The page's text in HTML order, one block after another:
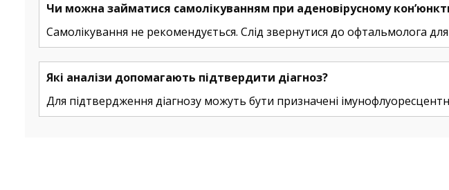
Чи можна займатися самолікуванням при аденовірусному
Самолікування не рекомендується. Слід звернутися до офтальмолога
Які аналізи допомагають підтвердити діагноз?
Для підтвердження діагнозу можуть бути призначені